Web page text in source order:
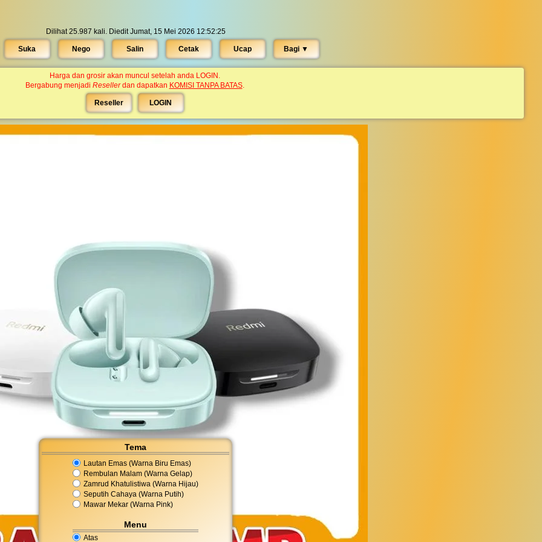
Tema
Lautan Emas (Warna Biru Emas)
Rembulan Malam (Warna Gelap)
Zamrud Khatulistiwa (Warna Hijau)
Seputih Cahaya (Warna Putih)
Mawar Mekar (Warna Pink)
Menu
Atas
Dilihat 25.987 kali. Diedit Jumat, 15 Mei 2026 12:52:25
Suka Nego Salin Cetak Ucap Bagi ▼︎
Harga dan grosir akan muncul setelah anda LOGIN.
Bergabung menjadi Resellerdan dapatkan KOMISI TANPA BATAS.
Reseller LOGIN